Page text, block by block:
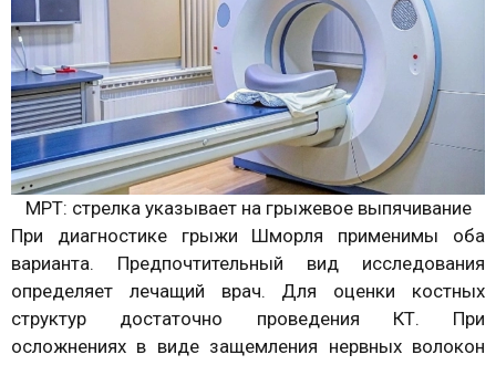
МРТ: стрелка указывает на грыжевое выпячивание
При диагностике грыжи Шморля применимы оба
варианта. Предпочтительный вид исследования
определяет лечащий врач. Для оценки костных
структур достаточно проведения КТ. При
осложнениях в виде защемления нервных волокон